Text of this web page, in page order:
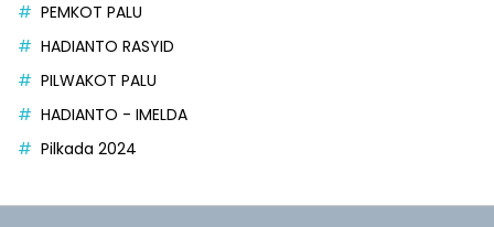
PEMKOT PALU
HADIANTO RASYID
PILWAKOT PALU
HADIANTO - IMELDA
Pilkada 2024